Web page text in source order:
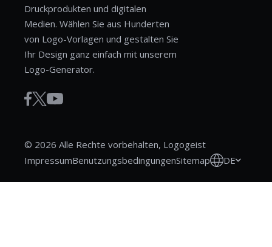
Druckprodukten und digitalen
Medien. Wählen Sie aus Hunderten
von Logo-Vorlagen und gestalten Sie
Ihr Design ganz einfach mit unserem
Logo-Generator.
© 2026 Alle Rechte vorbehalten, Logogeist
ImpressumBenutzungsbedingungenSitemap DE